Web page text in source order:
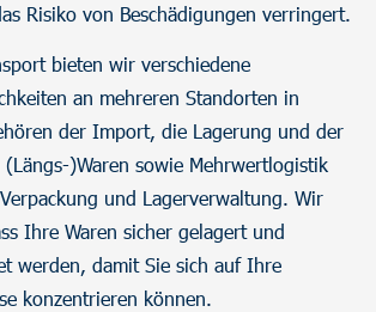
Risiko von Beschädigungen verringert.
bieten wir verschiedene
an mehreren Standorten in
der Import, die Lagerung und der
)Waren sowie Mehrwertlogistik
und Lagerverwaltung. Wir
Ihre Waren sicher gelagert und
werden, damit Sie sich auf Ihre
konzentrieren können.